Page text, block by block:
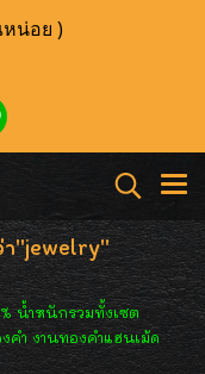
น่อย )
า"jewelry"
น้ำหนักรวมทั้งเซต
คำ งานทองคำแฮนเม้ด